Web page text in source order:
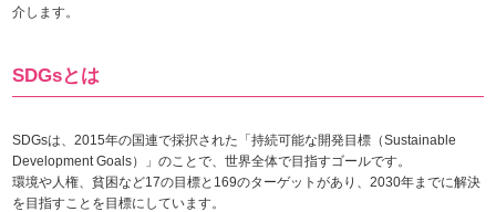
介します。
SDGsとは
SDGsは、2015年の国連で採択された「持続可能な開発目標（Sustainable
Development Goals）」のことで、世界全体で目指すゴールです。
環境や人権、貧困など17の目標と169のターゲットがあり、2030年までに解決
を目指すことを目標にしています。